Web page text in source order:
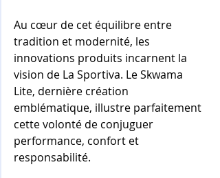
Au cœur de cet équilibre entre
tradition et modernité, les
innovations produits incarnent la
vision de La Sportiva. Le Skwama
Lite, dernière création
emblématique, illustre parfaitement
cette volonté de conjuguer
performance, confort et
responsabilité.